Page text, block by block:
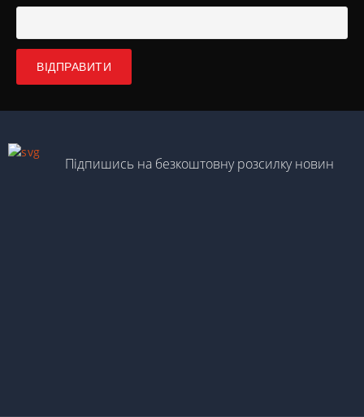
Підпишись на безкоштовну розсилку новин